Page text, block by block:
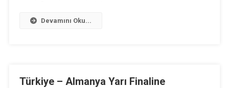
Devamını Oku...
Türkiye – Almanya Yarı Finaline